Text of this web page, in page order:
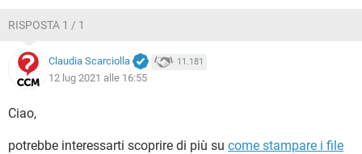
RISPOSTA 1 / 1
Claudia Scarciolla 11.181
12 lug 2021 alle 16:55
Ciao,
potrebbe interessarti scoprire di più su come stampare i file